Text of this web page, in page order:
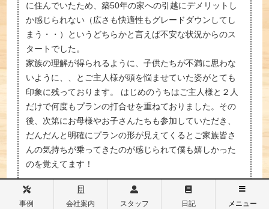
に住んでいたため、築50年の家への引越にデメリットし
か感じられない（広さも快適性もグレードダウンしてし
まう・・）というどちらかと言えば不安な状況からのス
タートでした。
家族の理解が得られるように、子供たちが不満に思わな
いように、、とご主人様が頭を悩ませていた姿がとても
印象に残っております。 はじめのうちはご主人様と２人
だけで何度もプランの打合せを重ねておりました。その
後、次第にお母様やお子さんたちも参加していただき、
だんだんと明確にプランの形が見えてくるとご家族皆さ
んの気持ちが乗ってきたのが感じられて僕も嬉しかった
のを覚えてます！
木のテイストがとても好み、ということで家のあちこち
事例 会社案内 スタッフ 日記 メニュー